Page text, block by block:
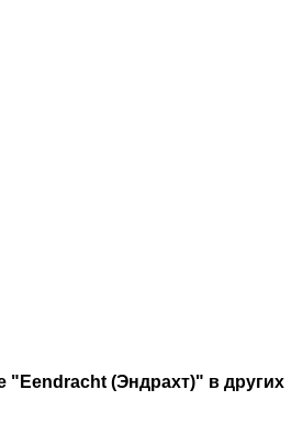
"Eendracht (Эндрахт)" в других